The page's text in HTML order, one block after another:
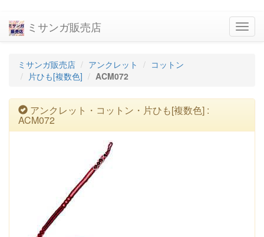
ミサンガ販売店
ミサンガ販売店 アンクレット
コットン
片ひも[複数色]
ACM072
アンクレット・コットン・片ひも[複数色] :
ACM072